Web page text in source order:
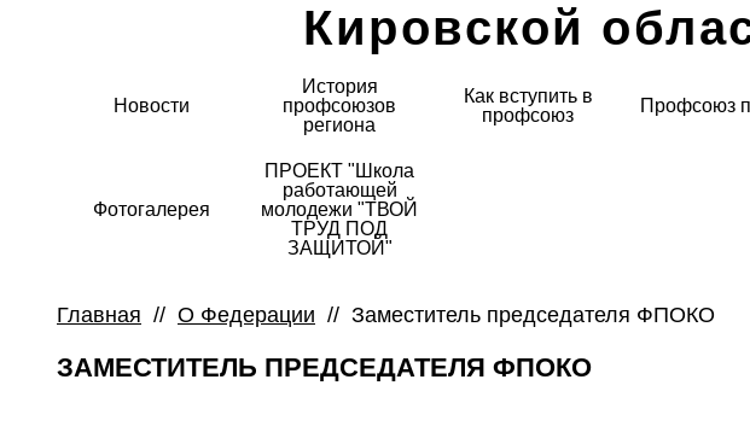
Кировской
Новости
История
профсоюзов
региона
Как вступить в
профсоюз
Профсоюз
Фотогалерея
ПРОЕКТ "Школа
работающей
молодежи "ТВОЙ
ТРУД ПОД
ЗАЩИТОЙ"
Главная // О Федерации // Заместитель председателя ФПОКО
ЗАМЕСТИТЕЛЬ ПРЕДСЕДАТЕЛЯ ФПОКО